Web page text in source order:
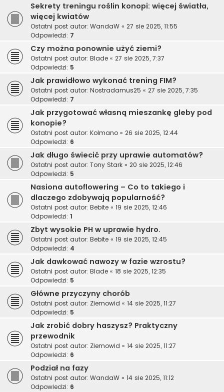
Sekrety treningu roślin konopi: więcej światła,
więcej kwiatów
Ostatni post autor: WandaW « 27 sie 2025, 11:55
Odpowiedzi: 7
Czy można ponownie użyć ziemi?
Ostatni post autor: Blade « 27 sie 2025, 7:37
Odpowiedzi: 5
Jak prawidłowo wykonać trening FIM?
Ostatni post autor: Nostradamus25 « 27 sie 2025, 7:35
Odpowiedzi: 7
Jak przygotować własną mieszankę gleby pod
konopie?
Ostatni post autor: Kolmano « 26 sie 2025, 12:44
Odpowiedzi: 6
Jak długo świecić przy uprawie automatów?
Ostatni post autor: Tony Stark « 20 sie 2025, 12:46
Odpowiedzi: 5
Nasiona autoflowering – Co to takiego i
dlaczego zdobywają popularność?
Ostatni post autor: Bebite « 19 sie 2025, 12:46
Odpowiedzi: 1
Zbyt wysokie PH w uprawie hydro.
Ostatni post autor: Bebite « 19 sie 2025, 12:45
Odpowiedzi: 4
Jak dawkować nawozy w fazie wzrostu?
Ostatni post autor: Blade « 18 sie 2025, 12:35
Odpowiedzi: 5
Główne przyczyny chorób
Ostatni post autor: Ziemowid « 14 sie 2025, 11:27
Odpowiedzi: 5
Jak zrobić dobry haszysz? Praktyczny
przewodnik
Ostatni post autor: Ziemowid « 14 sie 2025, 11:27
Odpowiedzi: 6
Podział na fazy
Ostatni post autor: WandaW « 14 sie 2025, 11:12
Odpowiedzi: 6